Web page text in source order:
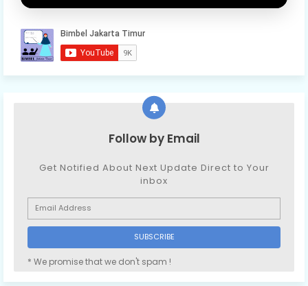
Follow by Email
Get Notified About Next Update Direct to Your
inbox
* We promise that we don't spam !